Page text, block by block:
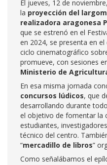
El jueves, 12 de
la proyección del
realizadora aragonesa
que se estrenó en el
en 2024, se presenta en
ciclo cinematográfico
promueve, con sesiones
Ministerio de
En esa misma jornada
concursos lúdicos, que
desarrollando durante
el objetivo de fomentar la
estudiantes,
técnico del centro.
“mercadillo de libros”
Como señalábamos el